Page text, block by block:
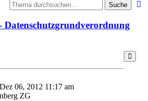
Suche
Datenschutzgrundverordnung
06, 2012 11:17 am
ZG